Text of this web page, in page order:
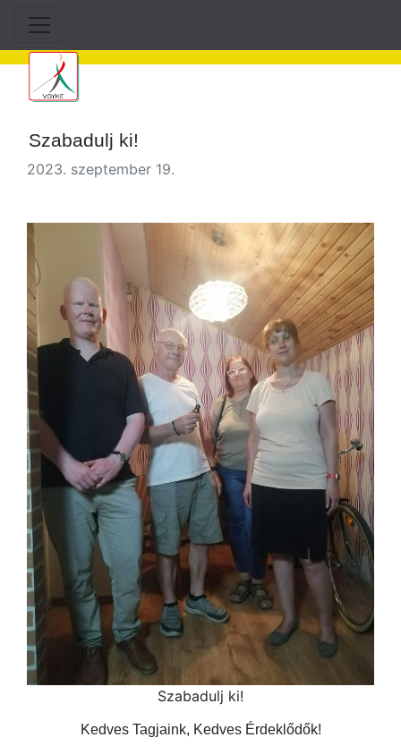
Szabadulj ki!
2023. szeptember 19.
Szabadulj ki!
Kedves Tagjaink, Kedves Érdeklődők!